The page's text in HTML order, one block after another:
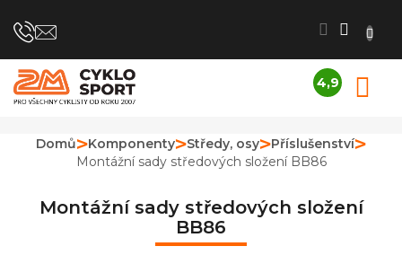
na
4,9
obchodu
je
4,9
hvězdiček.
Domů Komponenty Středy, osy
Příslušenství
Montážní sady středových složení BB86
Montážní sady středových složení
BB86